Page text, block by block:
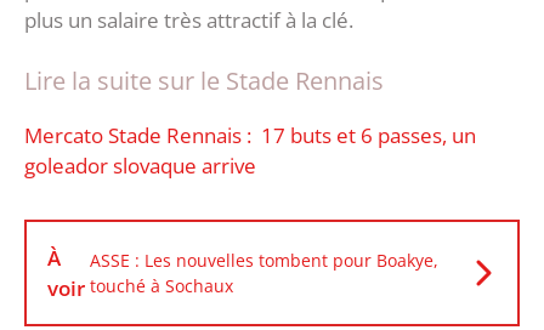
plus un salaire très attractif à la clé.
Lire la suite sur le Stade Rennais
Mercato Stade Rennais : 17 buts et 6 passes, un
goleador slovaque arrive
À
voir
ASSE : Les nouvelles tombent pour Boakye,
touché à Sochaux